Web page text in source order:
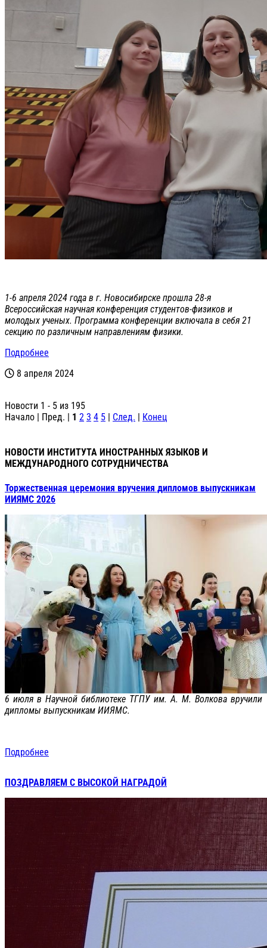
1-6 апреля 2024 года в г. Новосибирске прошла 28-я
Всероссийская научная конференция студентов-физиков и
молодых ученых. Программа конференции включала в себя 21
секцию по различным направлениям физики.
Подробнее
8 апреля 2024
Новости 1 - 5 из 195
Начало | Пред. | 1 2 3 4 5 | След. | Конец
НОВОСТИ ИНСТИТУТА ИНОСТРАННЫХ ЯЗЫКОВ И
МЕЖДУНАРОДНОГО СОТРУДНИЧЕСТВА
Торжественная церемония вручения дипломов выпускникам
ИИЯМС 2026
6 июля в Научной библиотеке ТГПУ им. А. М. Волкова вручили
дипломы выпускникам ИИЯМС.
Подробнее
ПОЗДРАВЛЯЕМ С ВЫСОКОЙ НАГРАДОЙ